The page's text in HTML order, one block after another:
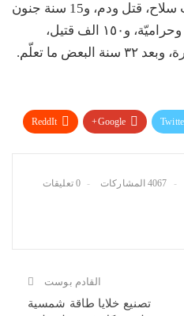
شعارات، ضرب الجيش وتفلّت سلاح، قتل ودم، و15 سنة جنون
ومجازر وتهجير ودمار، وأبطال وحراميّة، و١٥٠ الف قتيل،
ما تعلّم.
Google+
ReddIt
4067 المشاركات 0 تعليقات
القادم بوست
تصنيع خلايا طاقة شمسية